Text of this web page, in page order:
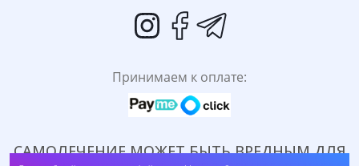
Принимаем к оплате:
САМОЛЕЧЕНИЕ МОЖЕТ БЫТЬ ВРЕДНЫМ ДЛЯ